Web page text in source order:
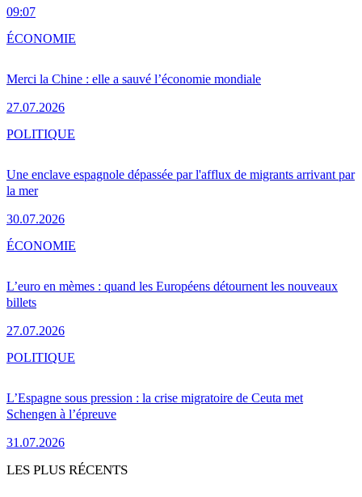
09:07
Merci la Chine : elle a sauvé l’économie mondiale
27.07.2026
ÉCONOMIE
Une enclave espagnole dépassée par l'afflux de migrants arrivant par
la mer
30.07.2026
POLITIQUE
L’euro en mèmes : quand les Européens détournent les nouveaux
billets
27.07.2026
ÉCONOMIE
L’Espagne sous pression : la crise migratoire de Ceuta met
Schengen à l’épreuve
31.07.2026
POLITIQUE
LES PLUS RÉCENTS